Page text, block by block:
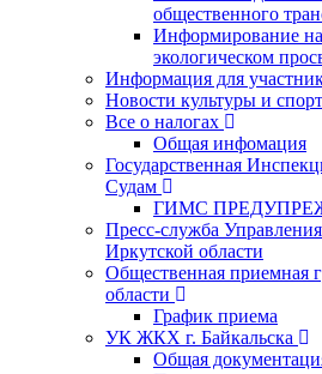
общественного
Информирование
экологическом
Информация для
Новости культуры и
Все о налогах
Общая инфомация
Государственная
Судам
ГИМС
Пресс-служба
Иркутской области
Общественная приемная
области
График приема
УК ЖКХ г. Байкальска
Общая